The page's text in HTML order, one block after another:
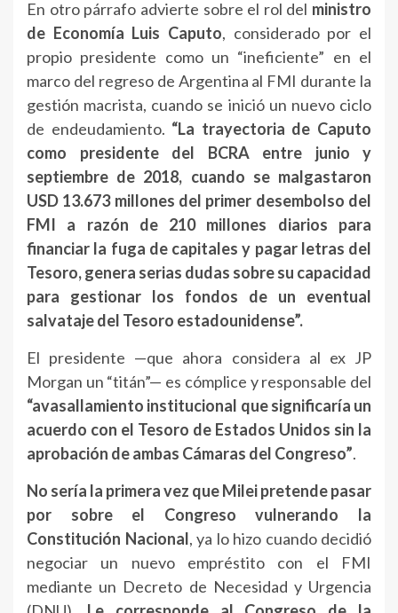
En otro párrafo advierte sobre el rol del ministro
de Economía Luis Caputo, considerado por el
propio presidente como un “ineficiente” en el
marco del regreso de Argentina al FMI durante la
gestión macrista, cuando se inició un nuevo ciclo
de endeudamiento. “La trayectoria de Caputo
como presidente del BCRA entre junio y
septiembre de 2018, cuando se malgastaron
USD 13.673 millones del primer desembolso del
FMI a razón de 210 millones diarios para
financiar la fuga de capitales y pagar letras del
Tesoro, genera serias dudas sobre su capacidad
para gestionar los fondos de un eventual
salvataje del Tesoro estadounidense”.
El presidente —que ahora considera al ex JP
Morgan un “titán”— es cómplice y responsable del
“avasallamiento institucional que significaría un
acuerdo con el Tesoro de Estados Unidos sin la
aprobación de ambas Cámaras del Congreso”.
No sería la primera vez que Milei pretende pasar
por sobre el Congreso vulnerando la
Constitución Nacional, ya lo hizo cuando decidió
negociar un nuevo empréstito con el FMI
mediante un Decreto de Necesidad y Urgencia